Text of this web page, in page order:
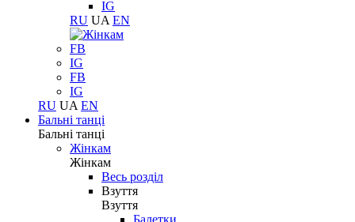
IG
RU UA EN
FB
IG
FB
IG
RU UA EN
Бальні танці
Бальні танці
Жінкам
Жінкам
Весь розділ
Взуття
Взуття
Балетки